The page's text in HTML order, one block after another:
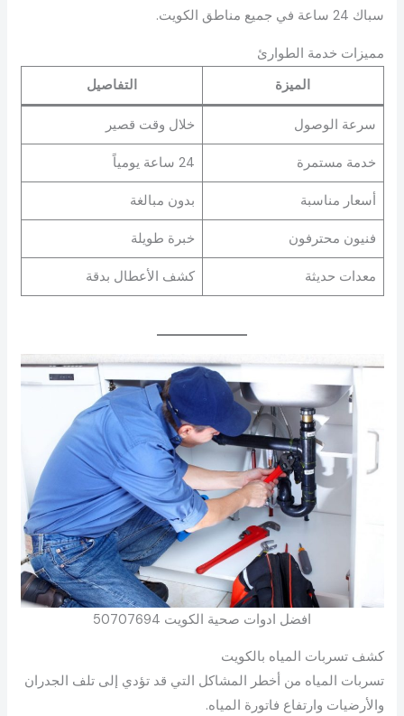
سباك 24 ساعة في جميع مناطق الكويت.
مميزات خدمة الطوارئ
الميزة
التفاصيل
سرعة الوصول خلال وقت قصير
خدمة مستمرة 24 ساعة يومياً
أسعار مناسبة بدون مبالغة
فنيون محترفون خبرة طويلة
معدات حديثة كشف الأعطال بدقة
افضل ادوات صحية الكويت 50707694
كشف تسربات المياه بالكويت
تسربات المياه من أخطر المشاكل التي قد تؤدي إلى تلف الجدران
والأرضيات وارتفاع فاتورة المياه.